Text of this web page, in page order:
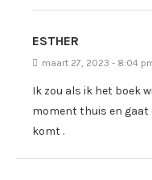
ESTHER
maart 27, 2023 - 8:04
Ik zou als ik het boek
moment thuis en gaat
komt .